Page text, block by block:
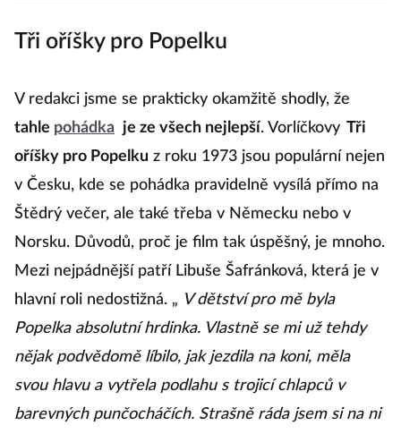
Tři oříšky pro Popelku
V redakci jsme se prakticky okamžitě shodly, že
tahle pohádka je ze všech nejlepší. Vorlíčkovy Tři
oříšky pro Popelku z roku 1973 jsou populární nejen
v Česku, kde se pohádka pravidelně vysílá přímo na
Štědrý večer, ale také třeba v Německu nebo v
Norsku. Důvodů, proč je film tak úspěšný, je mnoho.
Mezi nejpádnější patří Libuše Šafránková, která je v
hlavní roli nedostižná. „ V dětství pro mě byla
Popelka absolutní hrdinka. Vlastně se mi už tehdy
nějak podvědomě líbilo, jak jezdila na koni, měla
svou hlavu a vytřela podlahu s trojicí chlapců v
barevných punčocháčích. Strašně ráda jsem si na ni